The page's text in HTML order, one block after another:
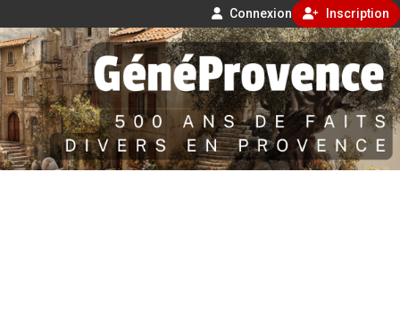
Connexion Inscription
Aller
au
contenu
GénéProvence
500 ans de faits divers en Provence